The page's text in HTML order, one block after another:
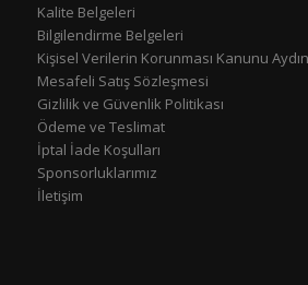
Kalite Belgeleri
Bilgilendirme Belgeleri
Kişisel Verilerin Korunması Kanunu
Mesafeli Satış Sözleşmesi
Gizlilik ve Güvenlik Politikası
Ödeme ve Teslimat
İptal İade Koşulları
Sponsorluklarımız
İletişim